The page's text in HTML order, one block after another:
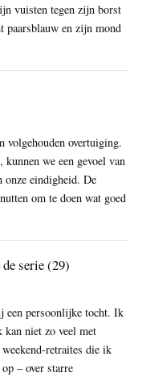
vuisten tegen zijn borst
paarsblauw en zijn mond
volgehouden overtuiging.
we een gevoel van
onze eindigheid. De
om te doen wat goed
serie (29)
een persoonlijke tocht. Ik
kan niet zo veel met
retraites die ik
– over starre